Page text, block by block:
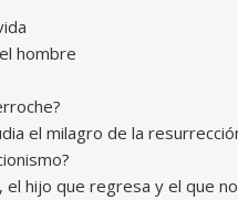
hombre
el milagro de la
el hijo que regresa y el que